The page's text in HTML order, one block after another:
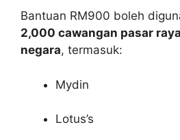
Bantuan RM900 boleh
2,000 cawangan pasar
negara, termasuk:
Mydin
Lotus’s